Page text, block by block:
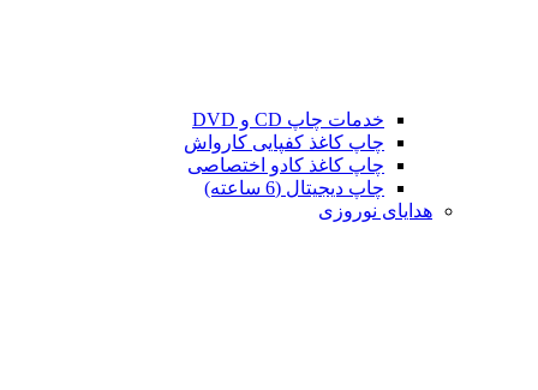
خدمات چاپ CD و DVD
چاپ کاغذ کفپایی کارواش
چاپ کاغذ کادو اختصاصی
چاپ دیجیتال (6 ساعته)
هدایای نوروزی